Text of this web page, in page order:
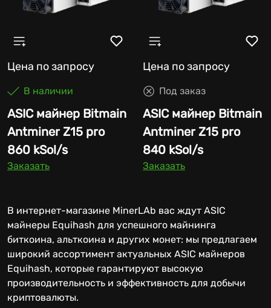
Цена по запросу
В наличии
ASIC майнер Bitmain
Antminer Z15 pro
860 kSol/s
Заказать
Цена по запросу
Под заказ
ASIC майнер Bitmain
Antminer Z15 pro
840 kSol/s
Заказать
В интернет-магазине MinerLAb вас ждут ASIC
майнеры Equihash для успешного майнинга
биткоина, альткоина и других монет: мы предлагаем
широкий ассортимент актуальных ASIC майнеров
Equihash, которые гарантируют высокую
производительность и эффективность для добычи
криптовалюты.